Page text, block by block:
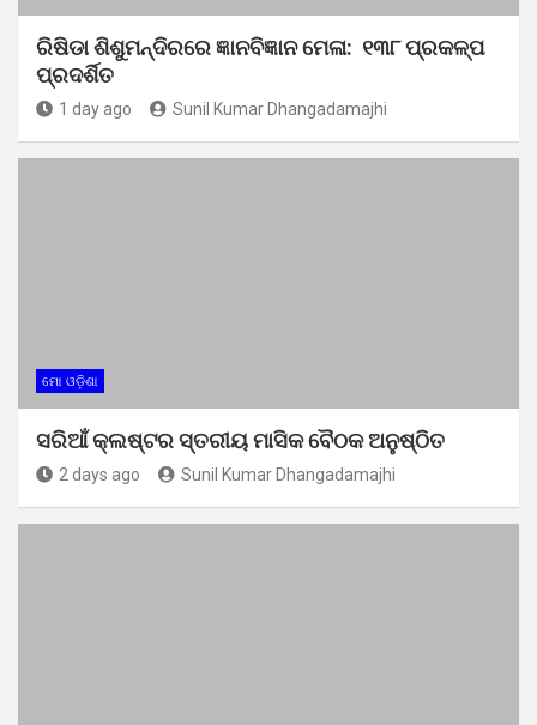
ରିଷିଡା ଶିଶୁମନ୍ଦିରରେ ଜ୍ଞାନବିଜ୍ଞାନ ମେଳା: ୧୩୮ ପ୍ରକଳ୍ପ
ପ୍ରଦର୍ଶିତ
1 day ago Sunil Kumar Dhangadamajhi
ମୋ ଓଡ଼ିଶା
ସରିଆଁ କ୍ଲଷ୍ଟର ସ୍ତରୀୟ ମାସିକ ବୈଠକ ଅନୁଷ୍ଠିତ
2 days ago Sunil Kumar Dhangadamajhi